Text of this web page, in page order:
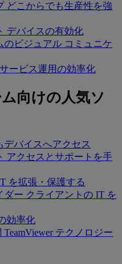
どこからでも生産性を強
デバイスの有効化
のビジュアル コミュニケ
ービス運用の効率化
向けの人気ソ
デバイスへアクセス
アクセスとサポートを手
を拡張・保護する
ダー クライアントの IT を
効率化
TeamViewer テクノロジー